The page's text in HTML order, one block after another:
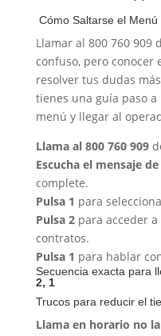
Cómo Saltarse el Menú
Llamar al 800 760 909
confuso, pero conocer
resolver tus dudas
tienes una guía paso
menú y llegar al
Llama al 800 760 909
Escucha el mensaje
complete.
Pulsa 1 para
Pulsa 2para acceder a
contratos.
Pulsa 1 para hablar
Secuencia exacta para
2, 1
Trucos para reducir el
Llama en horario no